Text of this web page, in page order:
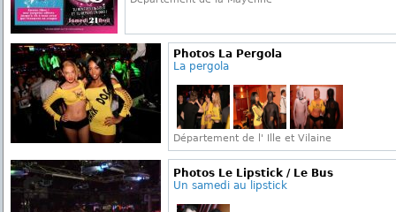
Photos La Pergola
La pergola
Département de l' Ille et Vilaine
Photos Le Lipstick / Le Bus
Un samedi au lipstick